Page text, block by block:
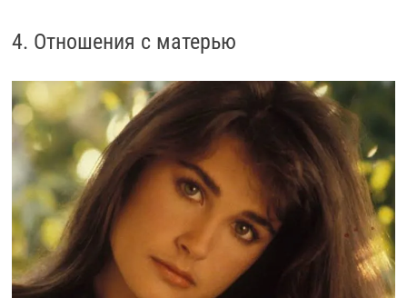
4. Отношения с матерью